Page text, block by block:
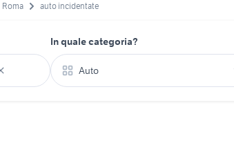
Roma auto incidentate
In quale categoria?
Auto